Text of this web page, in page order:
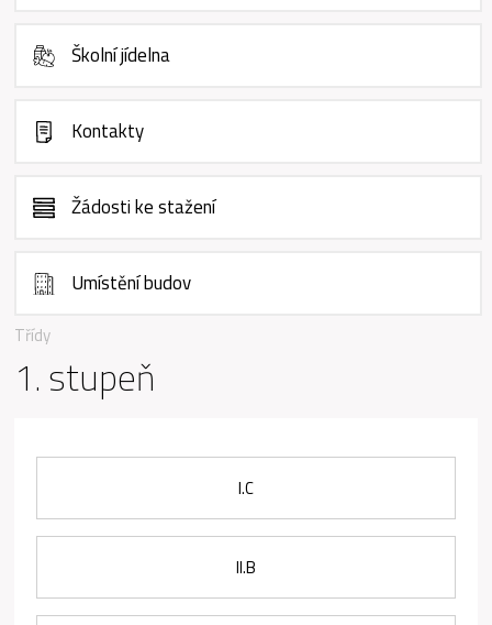
Třídy
1. stupeň
I.C
Il.B
Školní jídelna
Kontakty
Žádosti ke stažení
Umístění budov